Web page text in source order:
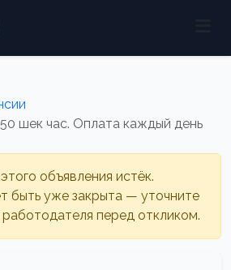
шек час. Оплата каждый день
объявления истёк.
быть уже закрыта — уточните
работодателя перед откликом.